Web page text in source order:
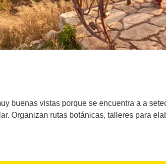
buenas vistas porque se encuentra a a
Organizan rutas botánicas, talleres para